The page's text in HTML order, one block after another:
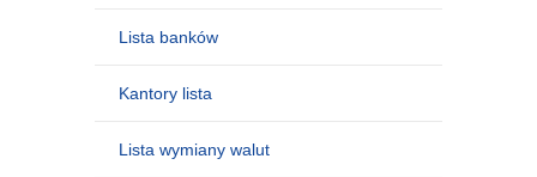
Lista banków
Kantory lista
Lista wymiany walut